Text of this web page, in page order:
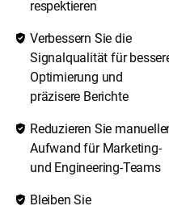
respektieren
Verbessern Sie die
Signalqualität für
Optimierung und
präzisere Berichte
Reduzieren Sie
Aufwand für Marketing-
und Engineering-Teams
Bleiben Sie